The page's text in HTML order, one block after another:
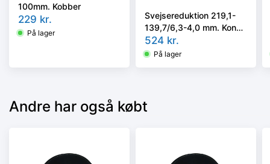
100mm. Kobber
229 kr.
På lager
Svejsereduktion 219,1-
139,7/6,3-4,0 mm. Konc.
Slyngr. Faset, Kval.
P235GH, EN 10253-
524 kr.
På lager
Andre har også købt